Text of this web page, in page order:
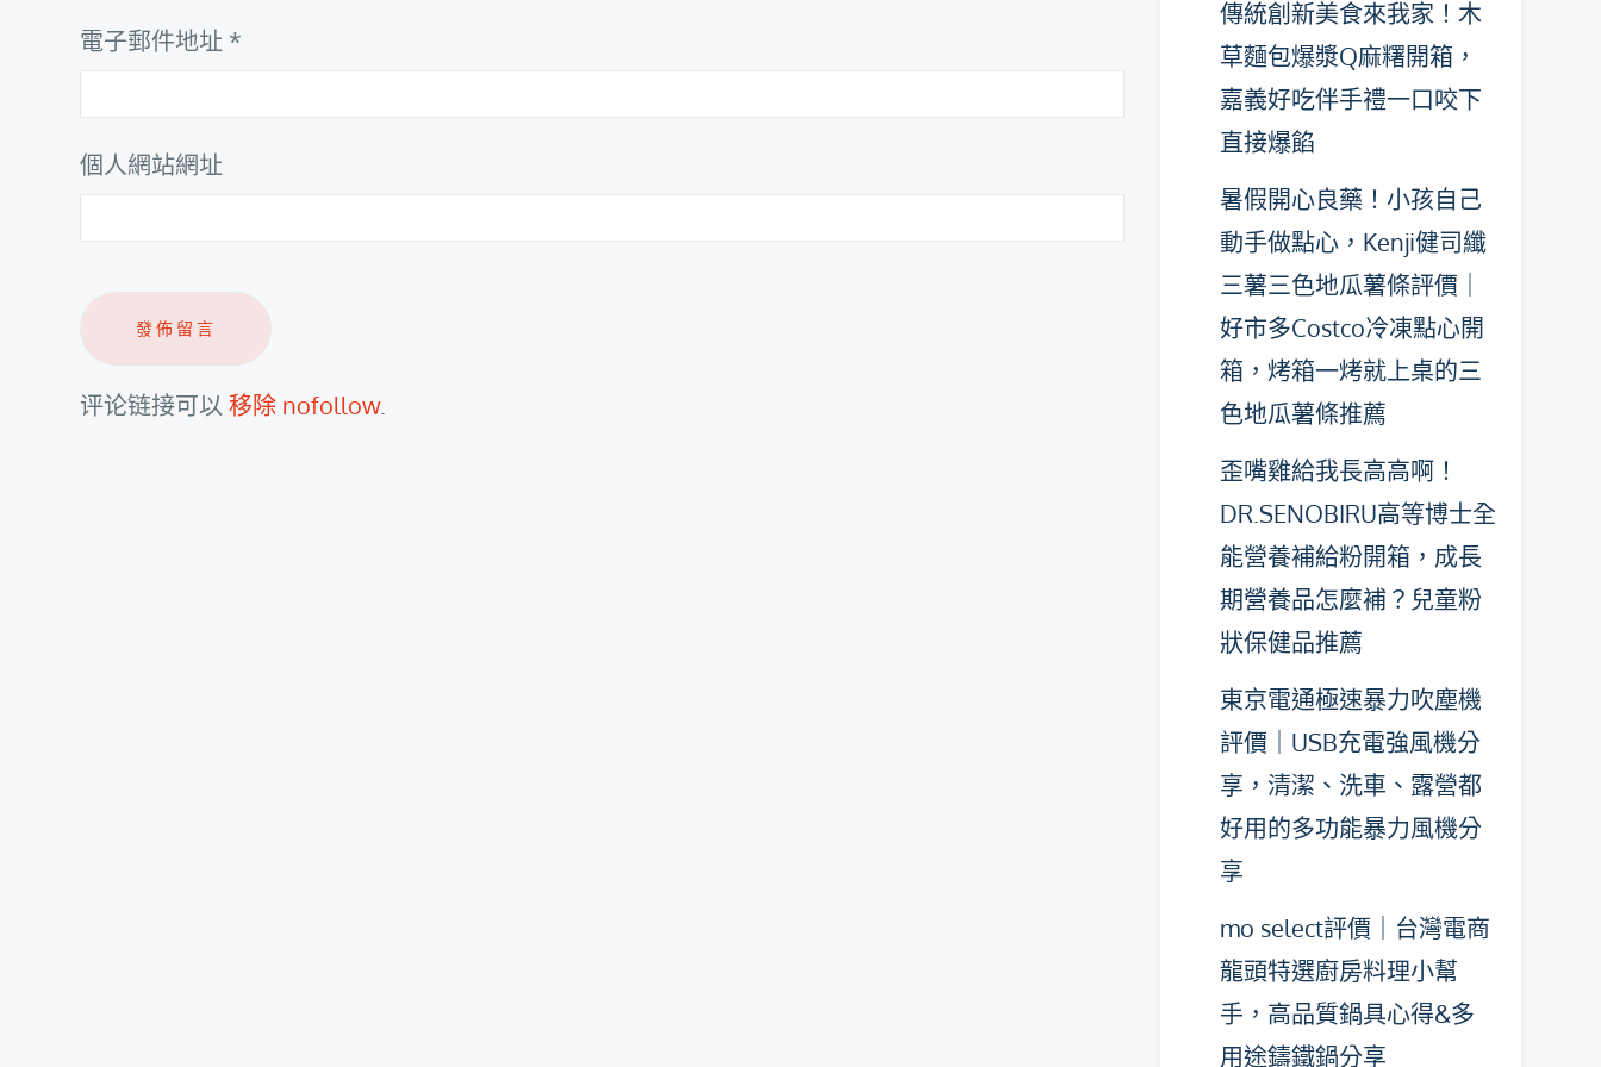
電子郵件地址 *
個人網站網址
评论链接可以移除 nofollow.
傳統創新美食來我家！木
草麵包爆漿Q麻糬開箱，
嘉義好吃伴手禮一口咬下
直接爆餡
暑假開心良藥！小孩自己
動手做點心，Kenji健司纖
三薯三色地瓜薯條評價｜
好市多Costco冷凍點心開
箱，烤箱一烤就上桌的三
色地瓜薯條推薦
歪嘴雞給我長高高啊！
DR.SENOBIRU高等博士全
能營養補給粉開箱，成長
期營養品怎麼補？兒童粉
狀保健品推薦
東京電通極速暴力吹塵機
評價｜USB充電強風機分
享，清潔、洗車、露營都
好用的多功能暴力風機分
享
mo select評價｜台灣電商
龍頭特選廚房料理小幫
手，高品質鍋具心得&多
用途鑄鐵鍋分享